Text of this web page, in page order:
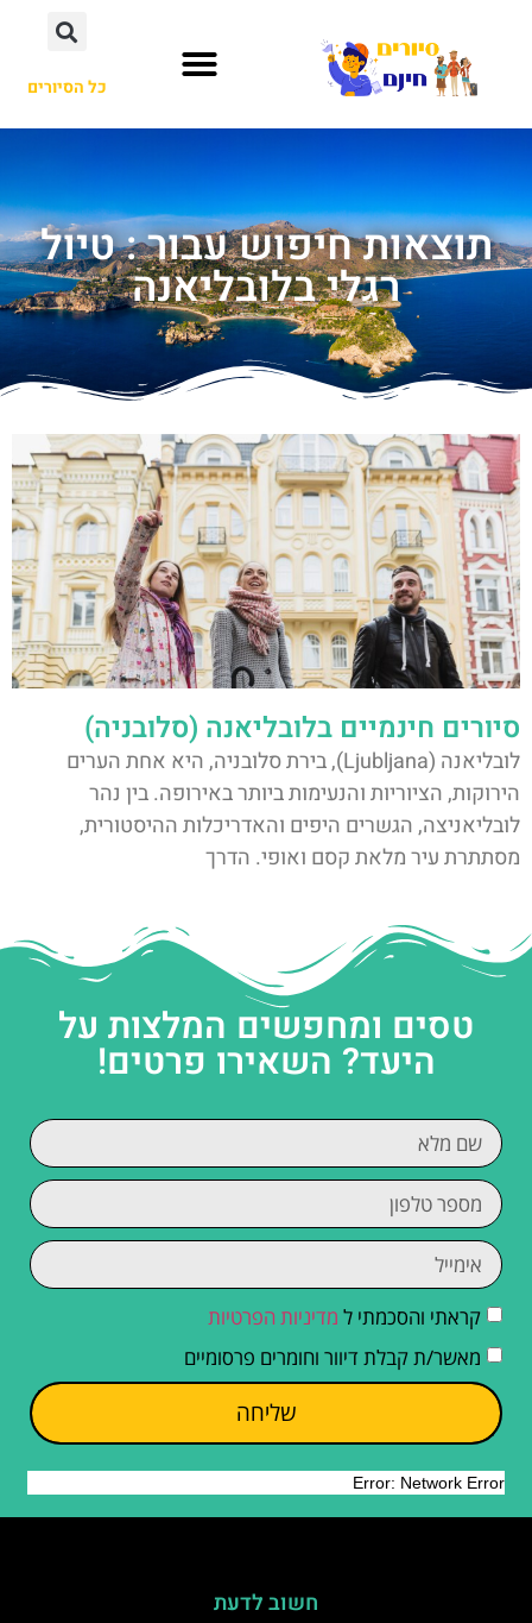
כל הסיורים
תוצאות חיפוש עבור : טיול
רגלי בלובליאנה
סיורים חינמיים בלובליאנה (סלובניה)
לובליאנה (Ljubljana), בירת סלובניה, היא אחת הערים
הירוקות, הציוריות והנעימות ביותר באירופה. בין נהר
לובליאניצה, הגשרים היפים והאדריכלות ההיסטורית,
מסתתרת עיר מלאת קסם ואופי. הדרך
טסים ומחפשים המלצות על
היעד? השאירו פרטים!
קראתי והסכמתי ל מדיניות הפרטיות
מאשר/ת קבלת דיוור וחומרים פרסומיים
שליחה
חשוב לדעת